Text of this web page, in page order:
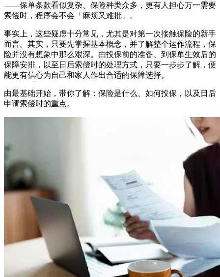
——保单条款看似复杂、保险种类众多，更有人担心万一需要
索偿时，程序会不会「麻烦又难批」。
事实上，这些疑虑十分常见，尤其是对第一次接触保险的新手
而言。其实，只要先掌握基本概念，并了解整个运作流程，保
险并没有想象中那么艰深。由投保前的准备、到保单生效后的
保障安排，以至日后索偿时的处理方式，只要一步步了解，便
能更有信心为自己和家人作出合适的保障选择。
由最基础开始，带你了解：保险是什么、如何投保，以及日后
申请索偿时的重点。